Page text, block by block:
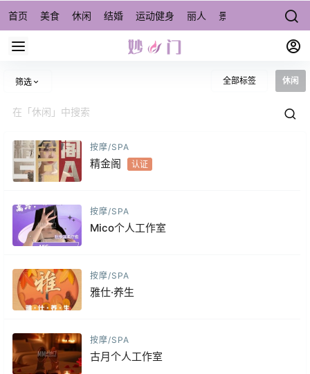
首页 美食 休闲 结婚 运动健身 丽人 景点/周边游 宠物
筛选 全部标签 休闲
按摩/SPA
精金阁 认证
按摩/SPA
Mico个人工作室
按摩/SPA
雅仕·养生
按摩/SPA
古月个人工作室